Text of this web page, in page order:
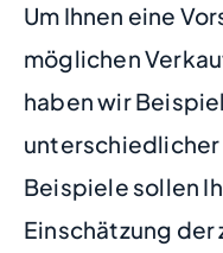
Um Ihnen eine
möglichen
haben wir
Beispiele sollen
Einschätzung